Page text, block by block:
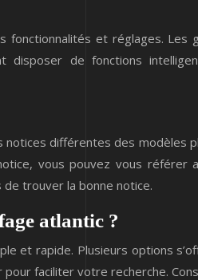
et réglages. Les
de fonctions
différentes des modèles
vous pouvez vous référer
trouver la bonne notice.
atlantic ?
et rapide. Plusieurs options
faciliter votre recherche.